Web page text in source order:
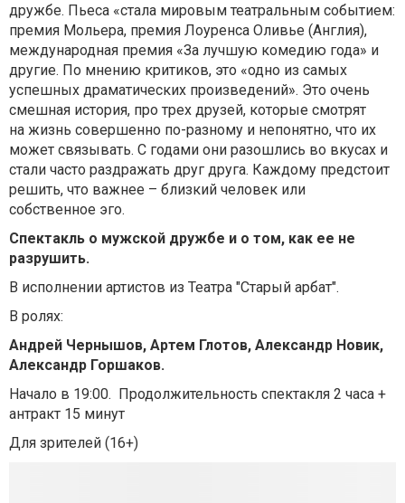
дружбе. Пьеса «стала мировым театральным событием:
премия Мольера, премия Лоуренса Оливье (Англия),
международная премия «За лучшую комедию года» и
другие. По мнению критиков, это «одно из самых
успешных драматических произведений». Это очень
смешная история, про трех друзей, которые смотрят
на жизнь совершенно по-разному и непонятно, что их
может связывать. С годами они разошлись во вкусах и
стали часто раздражать друг друга. Каждому предстоит
решить, что важнее – близкий человек или
собственное эго.
Спектакль о мужской дружбе и о том, как ее не
разрушить.
В исполнении артистов из Театра "Старый арбат".
В ролях:
Андрей Чернышов, Артем Глотов, Александр Новик,
Александр Горшаков.
Начало в 19:00. Продолжительность спектакля 2 часа +
антракт 15 минут
Для зрителей (16+)